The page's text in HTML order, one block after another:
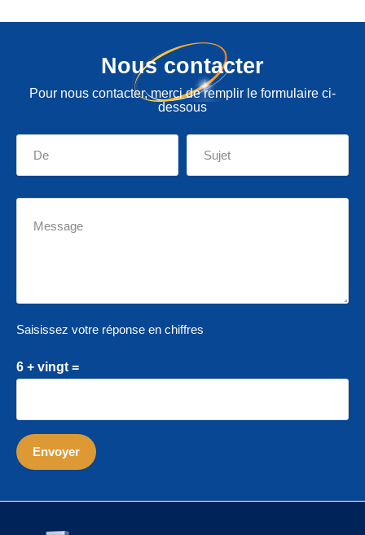
Nous contacter
Pour nous contacter, merci de remplir le formulaire ci-
dessous
Saisissez votre réponse en chiffres
6 + vingt =